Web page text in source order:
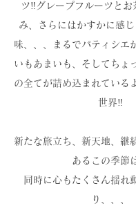
ツ‼️グレープフルーツとお
み、さらにはかすかに感
味、、、まるでパティシエ
いもあまいも、そしてちょ
の全てが詰め込まれている
世界‼️
新たな旅立ち、新天地、継
あるこの季節
同時に心もたくさん揺れ
り、、、